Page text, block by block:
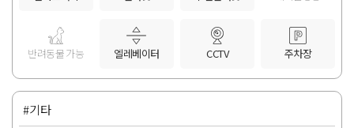
반려동물 가능 엘레베이터 CCTV 주차장
#기타